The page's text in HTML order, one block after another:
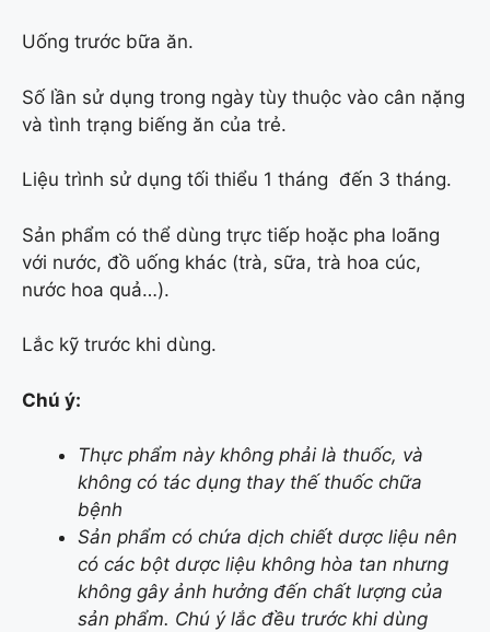
Uống trước bữa ăn.
Số lần sử dụng trong ngày tùy thuộc vào cân nặng
và tình trạng biếng ăn của trẻ.
Liệu trình sử dụng tối thiểu 1 tháng đến 3 tháng.
Sản phẩm có thể dùng trực tiếp hoặc pha loãng
với nước, đồ uống khác (trà, sữa, trà hoa cúc,
nước hoa quả…).
Lắc kỹ trước khi dùng.
Chú ý:
Thực phẩm này không phải là thuốc, và
không có tác dụng thay thế thuốc chữa
bệnh
Sản phẩm có chứa dịch chiết dược liệu nên
có các bột dược liệu không hòa tan nhưng
không gây ảnh hưởng đến chất lượng của
sản phẩm. Chú ý lắc đều trước khi dùng